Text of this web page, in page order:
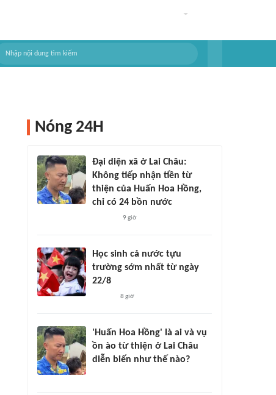
Nóng 24H
Đại diện xã ở Lai Châu:
Không tiếp nhận tiền từ
thiện của Huấn Hoa Hồng,
chỉ có 24 bồn nước
9 giờ
Học sinh cả nước tựu
trường sớm nhất từ ngày
22/8
8 giờ
'Huấn Hoa Hồng' là ai và vụ
ồn ào từ thiện ở Lai Châu
diễn biến như thế nào?